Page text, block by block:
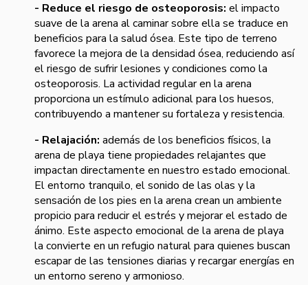
- Reduce el riesgo de osteoporosis: el impacto
suave de la arena al caminar sobre ella se traduce en
beneficios para la salud ósea. Este tipo de terreno
favorece la mejora de la densidad ósea, reduciendo así
el riesgo de sufrir lesiones y condiciones como la
osteoporosis. La actividad regular en la arena
proporciona un estímulo adicional para los huesos,
contribuyendo a mantener su fortaleza y resistencia.
- Relajación: además de los beneficios físicos, la
arena de playa tiene propiedades relajantes que
impactan directamente en nuestro estado emocional.
El entorno tranquilo, el sonido de las olas y la
sensación de los pies en la arena crean un ambiente
propicio para reducir el estrés y mejorar el estado de
ánimo. Este aspecto emocional de la arena de playa
la convierte en un refugio natural para quienes buscan
escapar de las tensiones diarias y recargar energías en
un entorno sereno y armonioso.